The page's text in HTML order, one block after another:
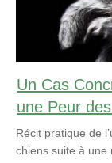
Un Cas
une Peur
Récit pratique de
chiens suite à une